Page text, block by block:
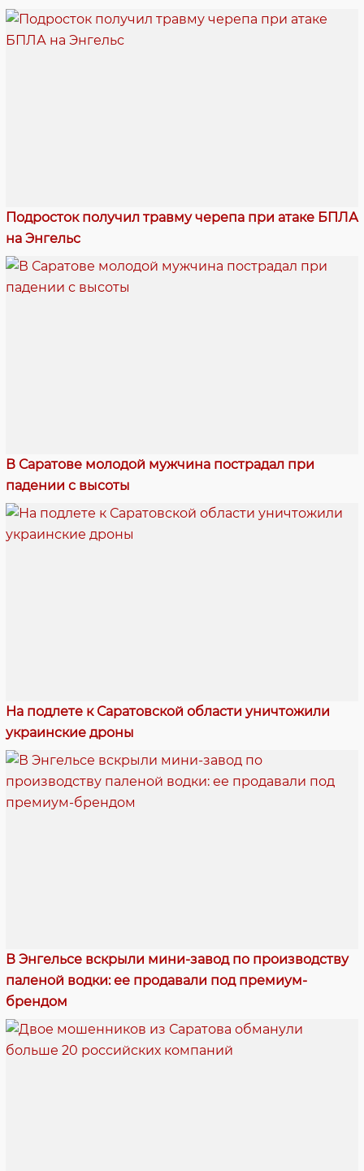
Подросток получил травму черепа при атаке БПЛА
на Энгельс
В Саратове молодой мужчина пострадал при
падении с высоты
На подлете к Саратовской области уничтожили
украинские дроны
В Энгельсе вскрыли мини-завод по производству
паленой водки: ее продавали под премиум-
брендом